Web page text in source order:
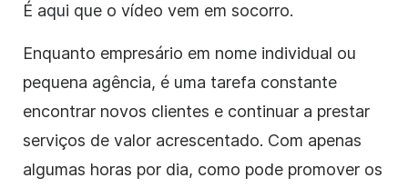
Enquanto empresário em nome individual ou
pequena agência, é uma tarefa constante
encontrar novos clientes e continuar a prestar
serviços de valor acrescentado. Com apenas
algumas horas por dia, como pode promover os
É aqui que o vídeo vem em socorro.